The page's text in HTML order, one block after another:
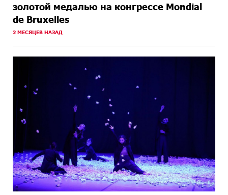
золотой медалью на конгрессе Mondial
de Bruxelles
2 МЕСЯЦЕВ НАЗАД